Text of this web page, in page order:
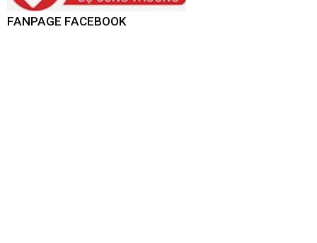
FANPAGE FACEBOOK